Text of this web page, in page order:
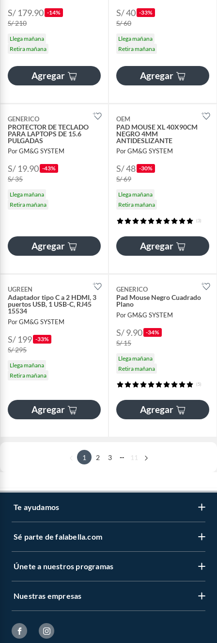
S/ 179.90 -14%
S/ 210
Llega mañana
Retira mañana
Agregar
S/ 40 -33%
S/ 60
Llega mañana
Retira mañana
Agregar
GENERICO
PROTECTOR DE TECLADO
PARA LAPTOPS DE 15.6
PULGADAS
Por GM&G SYSTEM
S/ 19.90 -43%
S/ 35
Llega mañana
Retira mañana
Agregar
OEM
PAD MOUSE XL 40X90CM
NEGRO 4MM
ANTIDESLIZANTE
Por GM&G SYSTEM
S/ 48 -30%
S/ 69
Llega mañana
Retira mañana
(3)
Agregar
UGREEN
Adaptador tipo C a 2 HDMI, 3
puertos USB, 1 USB-C, RJ45
15534
Por GM&G SYSTEM
S/ 199 -33%
S/ 295
Llega mañana
Retira mañana
Agregar
GENERICO
Pad Mouse Negro Cuadrado
Plano
Por GM&G SYSTEM
S/ 9.90 -34%
S/ 15
Llega mañana
Retira mañana
(5)
Agregar
1 2 3 ... 11
Te ayudamos
Sé parte de falabella.com
Únete a nuestros programas
Nuestras empresas